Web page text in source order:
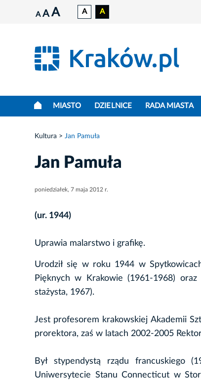
A A A A A
MIASTO DZIELNICE RADA MIASTA
Kultura Jan Pamuła
Jan Pamuła
poniedziałek, 7 maja 2012 r.
(ur. 1944)
Uprawia malarstwo i grafikę.
Urodził się w roku 1944 w
Pięknych w Krakowie (1961-1968)
stażysta, 1967).
Jest profesorem krakowskiej Akademii
prorektora, zaś w latach 2002-2005
Był stypendystą rządu francuskiego
Uniwersytecie Stanu Connecticut w